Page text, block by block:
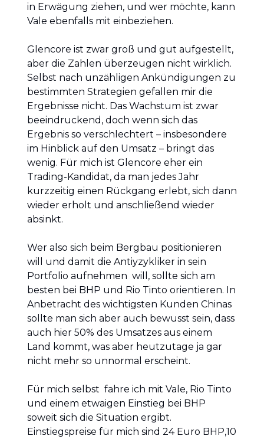
in Erwägung ziehen, und wer möchte, kann
Vale ebenfalls mit einbeziehen.
Glencore ist zwar groß und gut aufgestellt,
aber die Zahlen überzeugen nicht wirklich.
Selbst nach unzähligen Ankündigungen zu
bestimmten Strategien gefallen mir die
Ergebnisse nicht. Das Wachstum ist zwar
beeindruckend, doch wenn sich das
Ergebnis so verschlechtert – insbesondere
im Hinblick auf den Umsatz – bringt das
wenig. Für mich ist Glencore eher ein
Trading-Kandidat, da man jedes Jahr
kurzzeitig einen Rückgang erlebt, sich dann
wieder erholt und anschließend wieder
absinkt.
Wer also sich beim Bergbau positionieren
will und damit die Antiyzykliker in sein
Portfolio aufnehmen will, sollte sich am
besten bei BHP und Rio Tinto orientieren. In
Anbetracht des wichtigsten Kunden Chinas
sollte man sich aber auch bewusst sein, dass
auch hier 50% des Umsatzes aus einem
Land kommt, was aber heutzutage ja gar
nicht mehr so unnormal erscheint.
Für mich selbst fahre ich mit Vale, Rio Tinto
und einem etwaigen Einstieg bei BHP
soweit sich die Situation ergibt.
Einstiegspreise für mich sind 24 Euro BHP,10